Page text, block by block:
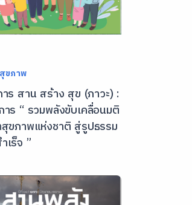
ขภาพ
ร สาน สร้าง สุข (ภาวะ) :
ร “ รวมพลังขับเคลื่อนมติ
ขภาพแห่งชาติ สู่รูปธรรม
เร็จ ”